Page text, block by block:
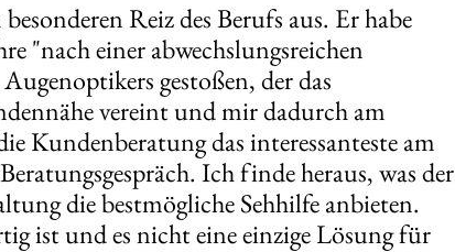
Reiz des Berufs aus. Er habe
"nach einer abwechslungsreichen
gestoßen, der das
vereint und mir dadurch am
Kundenberatung das interessanteste am
Ich finde heraus, was der
die bestmögliche Sehhilfe anbieten.
ist und es nicht eine einzige Lösung für